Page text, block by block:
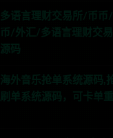
多语言理财交易所/币
币/外汇/多语言理财交
源码
海外音乐抢单系统源码,
刷单系统源码，可卡单